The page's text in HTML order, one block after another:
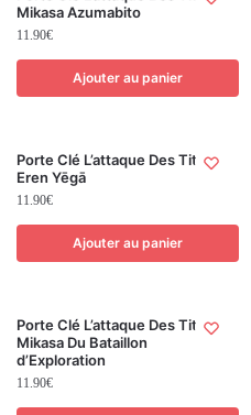
Mikasa Azumabito
11.90€
Ajouter au panier
Porte Clé L’attaque Des Titans
Eren Yēgā
11.90€
Ajouter au panier
Porte Clé L’attaque Des Titans
Mikasa Du Bataillon
d’Exploration
11.90€